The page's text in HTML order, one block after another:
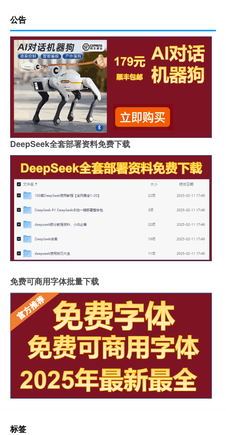
公告
DeepSeek全套部署资料免费下载
免费可商用字体批量下载
标签